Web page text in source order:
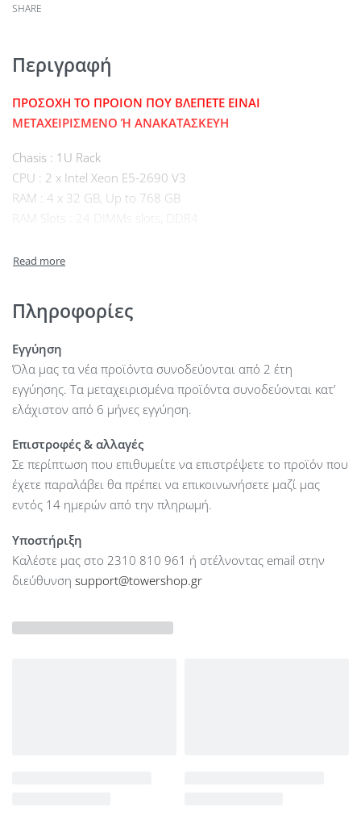
SHARE
Περιγραφή
ΠΡΟΣΟΧΗ ΤΟ ΠΡΟΙΟΝ ΠΟΥ ΒΛΕΠΕΤΕ ΕΙΝΑΙ
ΜΕΤΑΧΕΙΡΙΣΜΕΝΟ Ή ΑΝΑΚΑΤΑΣΚΕΥΗ
Chasis : 1U Rack
CPU : 2 x Intel Xeon E5-2690 V3
RAM : 4 x 32 GB, Up to 768 GB
RAM Slots : 24 DIMMs slots, DDR4
Internal Storage (max) : 8 SFF HDD Bays
PCI Slots : 2 PCIe Standard
PSU: 2 x 500 W
Πληροφορίες
Εγγύηση
Όλα μας τα νέα προϊόντα συνοδεύονται από 2 έτη
εγγύησης. Τα μεταχειρισμένα προϊόντα συνοδεύονται κατ’
ελάχιστον από 6 μήνες εγγύηση.
Επιστροφές & αλλαγές
Σε περίπτωση που επιθυμείτε να επιστρέψετε το προϊόν που
έχετε παραλάβει θα πρέπει να επικοινωνήσετε μαζί μας
εντός 14 ημερών από την πληρωμή.
Υποστήριξη
Καλέστε μας στο 2310 810 961 ή στέλνοντας email στην
διεύθυνση support@towershop.gr